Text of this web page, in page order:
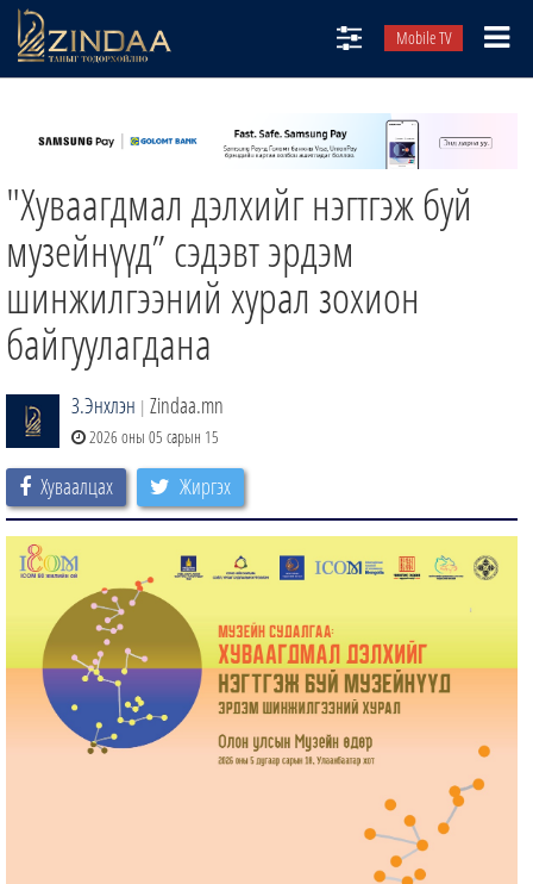
Mobile TV
ТВ8
ӨГЛӨӨНИЙ СОНИН
АУДИО ЗОХИОЛ
ЗИНДАА СЭТГҮҮЛ
"Хуваагдмал дэлхийг нэгтгэж буй
музейнүүд” сэдэвт эрдэм
шинжилгээний хурал зохион
байгуулагдана
З.Энхлэн | Zindaa.mn
2026 оны 05 сарын 15
Хуваалцах Жиргэх